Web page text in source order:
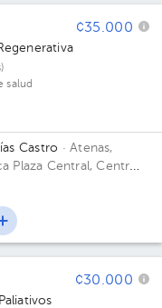
¢35.000
salud
Castro · Atenas,
Plaza Central, Centro
¢30.000